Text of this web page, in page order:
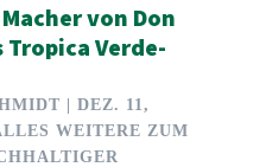
von Don
Verde-
| DEZ. 11,
WEITERE ZUM